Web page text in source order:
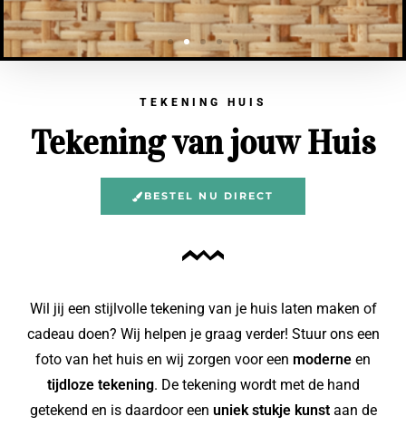
TEKENING HUIS
Tekening van jouw Huis
BESTEL NU DIRECT
Wil jij een stijlvolle tekening van je huis laten maken of
cadeau doen? Wij helpen je graag verder! Stuur ons een
foto van het huis en wij zorgen voor een moderne en
tijdloze tekening. De tekening wordt met de hand
getekend en is daardoor een uniek stukje kunstaan de